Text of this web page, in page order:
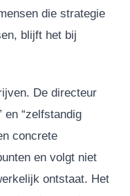
die strategie
blijft het bij
De directeur
en “zelfstandig
concrete
en volgt niet
ontstaat. Het